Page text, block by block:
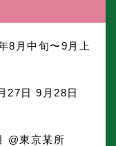
8月中旬〜9月上
27日 9月28日
@東京某所